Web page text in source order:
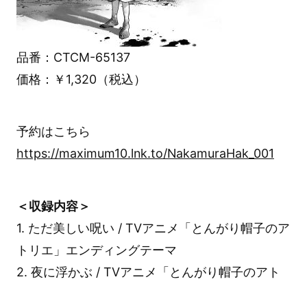
品番：CTCM-65137
価格：￥1,320（税込）
予約はこちら
https://maximum10.lnk.to/NakamuraHak_001
＜収録内容＞
1. ただ美しい呪い / TVアニメ「とんがり帽子のア
トリエ」エンディングテーマ
2. 夜に浮かぶ / TVアニメ「とんがり帽子のアト